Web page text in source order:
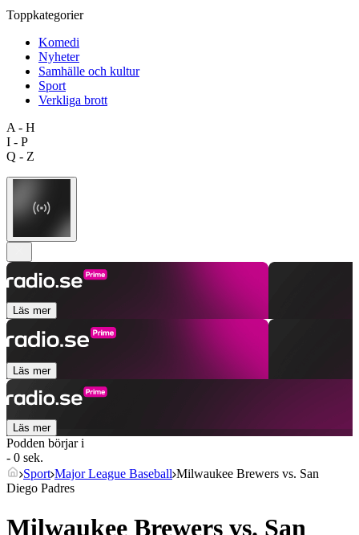
Toppkategorier
Komedi
Nyheter
Samhälle och kultur
Sport
Verkliga brott
A - H
I - P
Q - Z
Läs mer
Läs mer
Läs mer
Podden börjar i
- 0 sek.
Sport Major League Baseball Milwaukee Brewers vs. San
Diego Padres
Milwaukee Brewers vs. San